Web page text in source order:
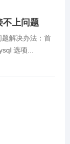
上问题
解决办法：首
选项...